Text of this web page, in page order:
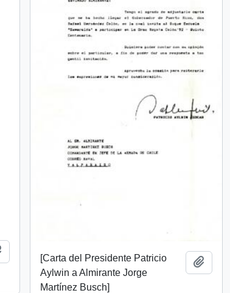
Añadir al portapapeles
[Carta del Presidente Patricio
Aylwin a Almirante Jorge
Martínez Busch]